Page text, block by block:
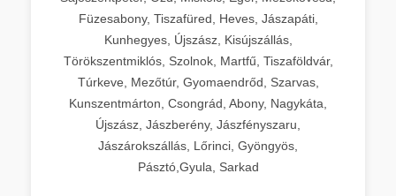
Füzesabony, Tiszafüred, Heves, Jászapáti,
Kunhegyes, Újszász, Kisújszállás,
Törökszentmiklós, Szolnok, Martfű, Tiszaföldvár,
Túrkeve, Mezőtúr, Gyomaendrőd, Szarvas,
Kunszentmárton, Csongrád, Abony, Nagykáta,
Újszász, Jászberény, Jászfényszaru,
Jászárokszállás, Lőrinci, Gyöngyös,
Pásztó,Gyula, Sarkad